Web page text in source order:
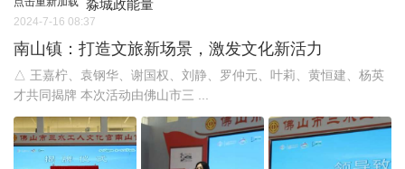
淼城政能量
2024-7-16 08:37
南山镇：打造文旅新场景，激发文化新活力
△ 王嘉柠、袁钢华、谢国权、刘静、罗仲元、叶莉、黄恒建、杨英
才共同揭牌 本次活动由佛山市三 ...